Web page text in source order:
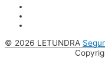
© 2026 LETUNDRA